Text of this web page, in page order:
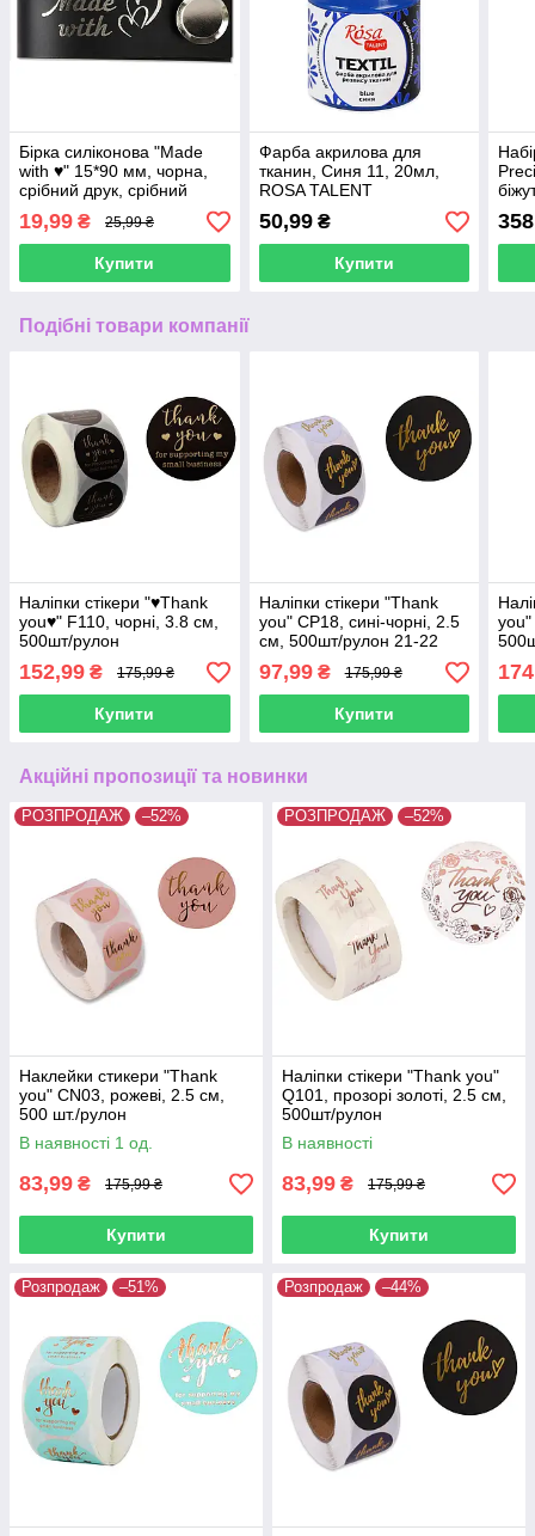
Бірка силіконова "Made
with ♥" 15*90 мм, чорна,
срібний друк, срібний
гвинт CY01_1850_1852
19,99 ₴ 25,99 ₴
Купити
Фарба акрилова для
тканин, Синя 11, 20мл,
ROSA TALENT
50,99₴
Купити
Подібні товари компанії
Наліпки стікери "♥Thank
you♥" F110, чорні, 3.8 см,
500шт/рулон
152,99 ₴ 175,99 ₴
Купити
Наліпки стікери "Thank
you" CP18, сині-чорні, 2.5
см, 500шт/рулон 21-22
97,99₴ 175,99 ₴
Купити
you"
Акційні пропозиції та новинки
РОЗПРОДАЖ –52%
Наклейки стикери "Thank
you" CN03, рожеві, 2.5 см,
500 шт./рулон
В наявності 1 од.
83,99 ₴ 175,99 ₴
Купити
РОЗПРОДАЖ –52%
Наліпки стікери "Thank you"
Q101, прозорі золоті, 2.5 см,
500шт/рулон
В наявності
83,99 ₴ 175,99 ₴
Купити
Розпродаж –51% Розпродаж –44%